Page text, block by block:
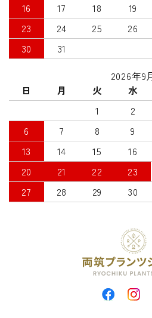
16
17 18 19
23
24 25 26
30
31
2026年9
日
月 火 水
1
2
6
7 8 9
13
14 15 16
20
21 22 23
27
28 29 30